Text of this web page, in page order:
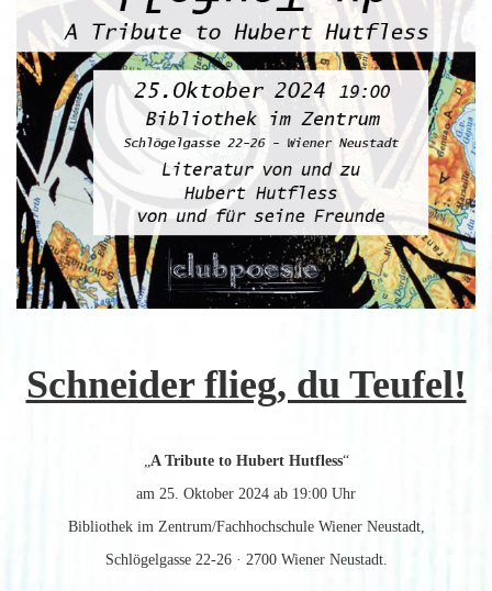
Schneider flieg, du Teufel!
„A Tribute to Hubert Hutfless“
am 25. Oktober 2024 ab 19:00 Uhr
Bibliothek im Zentrum/Fachhochschule Wiener Neustadt,
Schlögelgasse 22-26 · 2700 Wiener Neustadt.